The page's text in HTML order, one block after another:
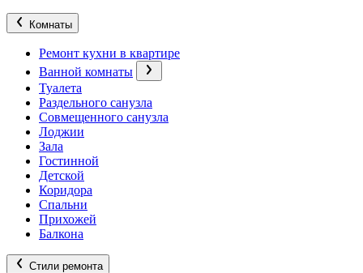
Комнаты
Ремонт кухни в квартире
Ванной комнаты
Туалета
Раздельного санузла
Совмещенного санузла
Лоджии
Зала
Гостинной
Детской
Коридора
Спальни
Прихожей
Балкона
Стили ремонта